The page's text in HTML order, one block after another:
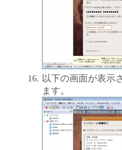
以下の画面が表示
ます。